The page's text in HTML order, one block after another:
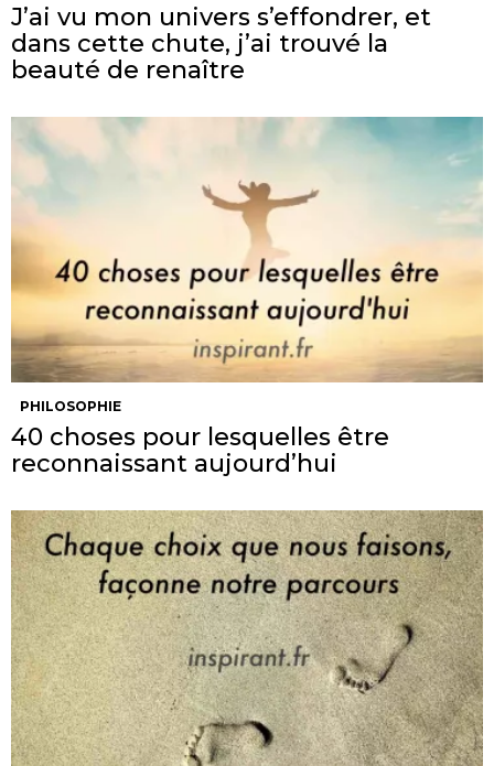
J’ai vu mon univers s’effondrer, et
dans cette chute, j’ai trouvé la
beauté de renaître
PHILOSOPHIE
40 choses pour lesquelles être
reconnaissant aujourd’hui